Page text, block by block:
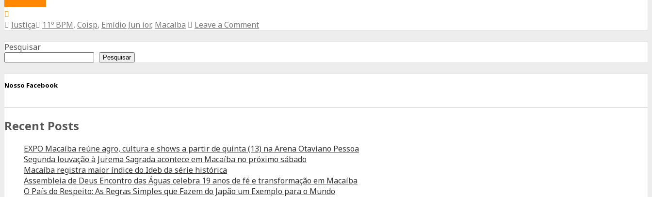
de
Segurança
de
conhece
de
Macaíba
elogia
operação
dos
sistemas
Justiça 11º BPM, Coisp, Emídio Jun ior, Macaíba
Leave a Comment
Pesquisar
Pesquisar
Nosso Facebook
Recent Posts
EXPO Macaíba reúne agro, cultura e shows a partir de quinta (13) na Arena Otaviano Pessoa
Segunda louvação à Jurema Sagrada acontece em Macaíba no próximo sábado
Macaíba registra maior índice do Ideb da série histórica
Assembleia de Deus Encontro das Águas celebra 19 anos de fé e transformação em Macaíba
O País do Respeito: As Regras Simples que Fazem do Japão um Exemplo para o Mundo